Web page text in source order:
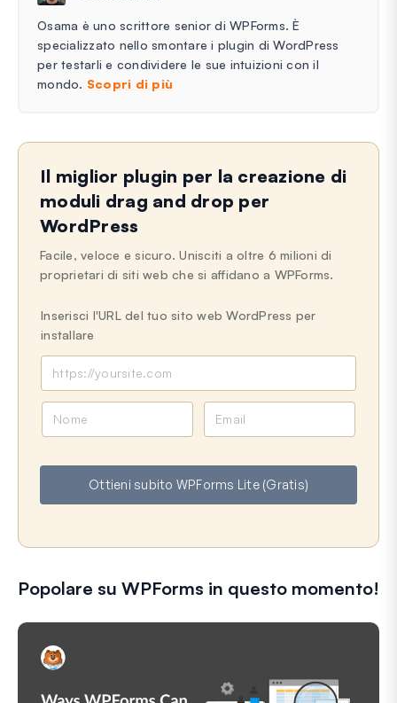
Osama è uno scrittore senior di WPForms. È
specializzato nello smontare i plugin di WordPress
per testarli e condividere le sue intuizioni con il
mondo. Scopri di più
Il miglior plugin per la creazione di
moduli drag and drop per
WordPress
Facile, veloce e sicuro. Unisciti a oltre 6 milioni di
proprietari di siti web che si affidano a WPForms.
Inserisci l'URL del tuo sito web WordPress per
installare
e
i
l
Ottieni subito WPForms Lite (Gratis)
Popolare su WPForms in questo momento!